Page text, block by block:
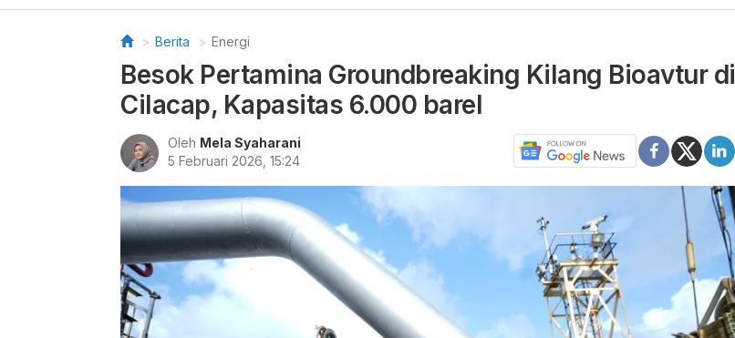
Berita Energi
Besok Pertamina Groundbreaking Kilang Bioavtur di
Cilacap, Kapasitas 6.000 barel
Oleh Mela Syaharani
5 Februari 2026, 15:24